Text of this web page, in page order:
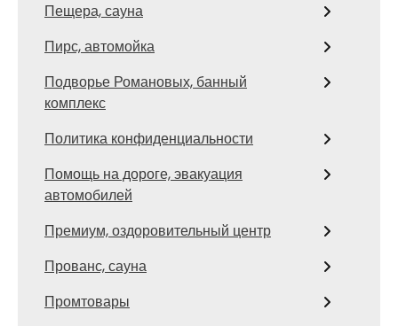
Пещера, сауна
Пирс, автомойка
Подворье Романовых, банный
комплекс
Политика конфиденциальности
Помощь на дороге, эвакуация
автомобилей
Премиум, оздоровительный центр
Прованс, сауна
Промтовары